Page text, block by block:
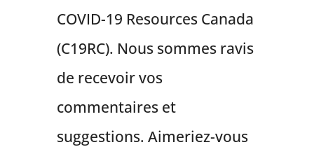
COVID-19 Resources Canada
(C19RC). Nous sommes ravis
de recevoir vos
commentaires et
suggestions. Aimeriez-vous